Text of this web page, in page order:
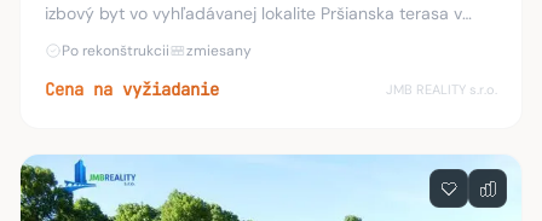
izbový byt vo vyhľadávanej lokalite Pršianska terasa v
Banskej Bystrici. Tento výnimočný byt s výmerou 90,83
m² ponúka komfortné bývanie v pokojnom
Po rekonštrukcii zmiesany
Cena na vyžiadanie JMB REALITY s.r.o.